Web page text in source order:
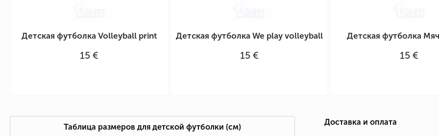
Детская футболка Volleyball print
15 €
Детская футболка We play volleyball
15 €
Детская футболка
15 €
Таблица размеров для детской футболки (см)
Доставка и оплата